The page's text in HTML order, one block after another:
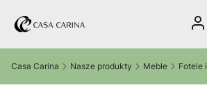
Casa Carina Nasze produkty Meble Fotele